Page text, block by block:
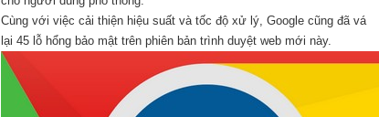
Cùng với việc cải thiện hiệu suất và tốc độ xử lý, Google cũng đã vá
lại 45 lỗ hổng bảo mật trên phiên bản trình duyệt web mới này.